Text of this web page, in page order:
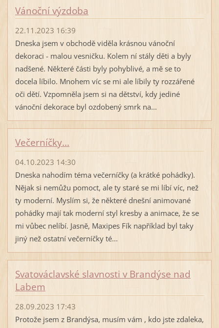
Vánoční výzdoba
22.11.2023 16:39
Dneska jsem v obchodě viděla krásnou vánoční
dekoraci - malou vesničku. Kolem ní stály děti a byly
nadšené. Některé části byly pohyblivé, a mě se to
docela líbilo. Mnohem víc se mi ale líbily ty rozzářené
oči dětí. Vzpomněla jsem si na dětství, kdy jediné
vánoční dekorace byl ozdobený smrk na...
Večerníčky...
04.10.2023 14:30
Dneska nahodím téma večerníčky (a krátké pohádky).
Nějak si nemůžu pomoct, ale ty staré se mi líbí víc, než
ty moderní. Myslím si, že některé dnešní animované
pohádky mají tak moderní styl kresby a animace, že se
mi vůbec nelíbí. Jasně, Maxipes Fík například byl taky
jiný než ostatní večerníčky té...
Svatováclavské slavnosti v Brandýse nad
Labem
28.09.2023 17:43
Protože jsem z Brandýsa, musím vám , kdo jste zdaleka,